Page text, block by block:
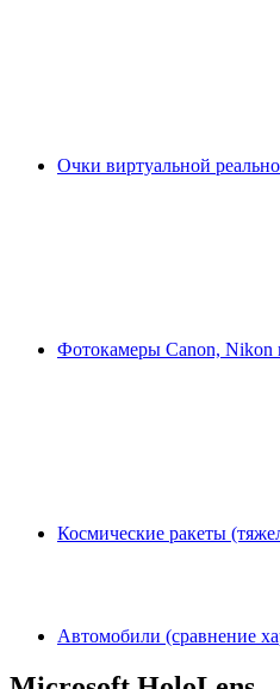
Очки виртуальной
Фотокамеры Canon, Nikon
Космические ракеты
Автомобили (сравнение